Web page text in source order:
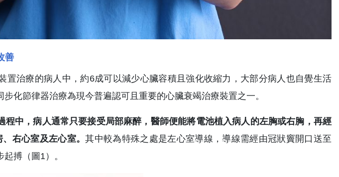
善
置治療的病人中，約6成可以減少心臟容積且強化收縮力，大部分病人也自覺生活
化節律器治療為現今普遍認可且重要的心臟衰竭治療裝置之一。
程中，病人通常只要接受局部麻醉，醫師便能將電池植入病人的左胸或右胸，再經
右心室及左心室。其中較為特殊之處是左心室導線，導線需經由冠狀竇開口送至
搏（圖1）。